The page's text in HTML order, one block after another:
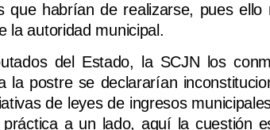
que habrían de realizarse, pues ello
la autoridad municipal.
del Estado, la SCJN los
postre se declararían
de leyes de ingresos
a un lado, aquí la cuestión